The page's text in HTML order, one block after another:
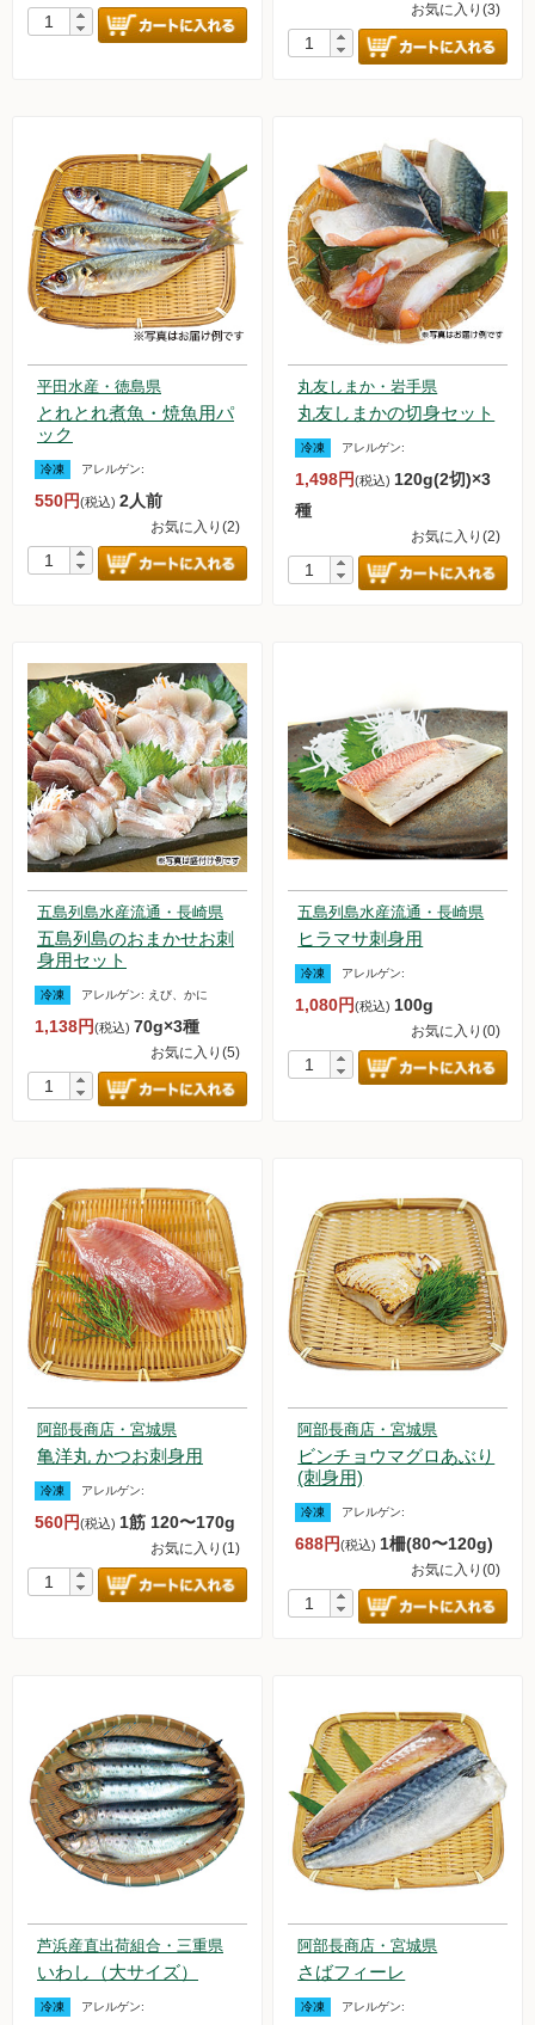
お気に入り(3)
平田水産・徳島県
とれとれ煮魚・焼魚用パ
ック
冷凍 アレルゲン:
550円(税込) 2人前
お気に入り(2)
丸友しまか・岩手県
丸友しまかの切身セット
冷凍 アレルゲン:
1,498円(税込) 120g(2切)×3
種
お気に入り(2)
五島列島水産流通・長崎県
五島列島のおまかせお刺
身用セット
冷凍 アレルゲン: えび、かに
1,138円(税込) 70g×3種
お気に入り(5)
五島列島水産流通・長崎県
ヒラマサ刺身用
冷凍 アレルゲン:
1,080円(税込) 100g
お気に入り(0)
阿部長商店・宮城県
亀洋丸 かつお刺身用
冷凍 アレルゲン:
560円(税込) 1筋 120〜170g
お気に入り(1)
阿部長商店・宮城県
ビンチョウマグロあぶり
(刺身用)
冷凍 アレルゲン:
688円(税込) 1柵(80〜120g)
お気に入り(0)
芦浜産直出荷組合・三重県
いわし（大サイズ）
冷凍 アレルゲン:
阿部長商店・宮城県
さばフィーレ
冷凍 アレルゲン: